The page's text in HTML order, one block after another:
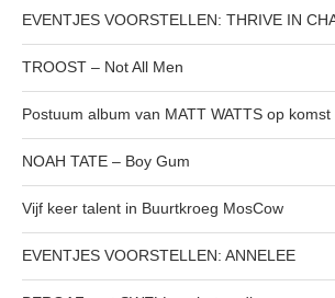
EVENTJES VOORSTELLEN: THRIVE IN
TROOST – Not All Men
Postuum album van MATT WATTS op komst
NOAH TATE – Boy Gum
Vijf keer talent in Buurtkroeg MosCow
EVENTJES VOORSTELLEN: ANNELEE